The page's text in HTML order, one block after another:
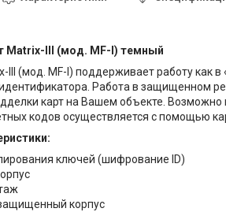
Matrix-III (мод. MF-I) темный
III (мод. MF-I) поддерживает работу как
Работа в защищенном
карт на Вашем объекте.
кодов осуществляется с помощью
ключей (шифрование ID)
корпус